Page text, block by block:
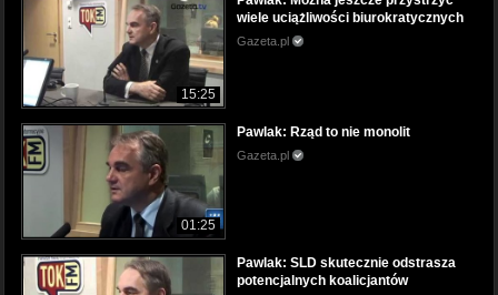
15:25
wiele uciążliwości biurokratycznych
Gazeta.pl
01:25
Pawlak: Rząd to nie monolit
Gazeta.pl
Pawlak: SLD skutecznie odstrasza
potencjalnych koalicjantów